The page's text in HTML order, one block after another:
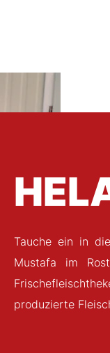
Tauche ein in
Mustafa im
produzierte